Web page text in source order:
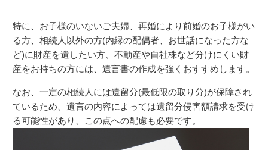
特に、お子様のいないご夫婦、再婚により前婚のお子様がい
る方、相続人以外の方(内縁の配偶者、お世話になった方な
ど)に財産を遺したい方、不動産や自社株など分けにくい財
産をお持ちの方には、遺言書の作成を強くおすすめします。
なお、一定の相続人には遺留分(最低限の取り分)が保障され
ているため、遺言の内容によっては遺留分侵害額請求を受け
る可能性があり、この点への配慮も必要です。